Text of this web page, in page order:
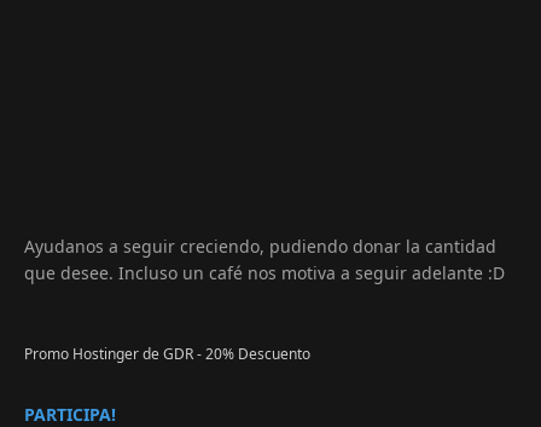
Ayudanos a seguir creciendo, pudiendo donar la cantidad
que desee. Incluso un café nos motiva a seguir adelante :D
Promo Hostinger de GDR - 20% Descuento
PARTICIPA!